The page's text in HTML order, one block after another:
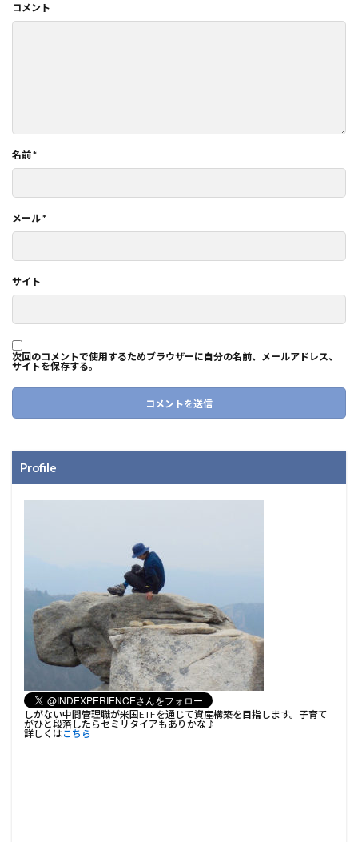
コメント
名前*
メール*
サイト
次回のコメントで使用するためブラウザーに自分の名前、メールアドレス、
サイトを保存する。
Profile
しがない中間管理職が米国ETFを通じて資産構築を目指します。子育て
がひと段落したらセミリタイアもありかな♪
詳しくはこちら